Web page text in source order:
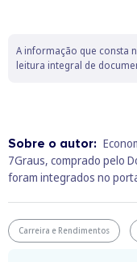
A informação que consta
leitura integral de
Sobre o autor:
7Graus, comprado pelo
foram integrados no
Carreira e Rendimentos